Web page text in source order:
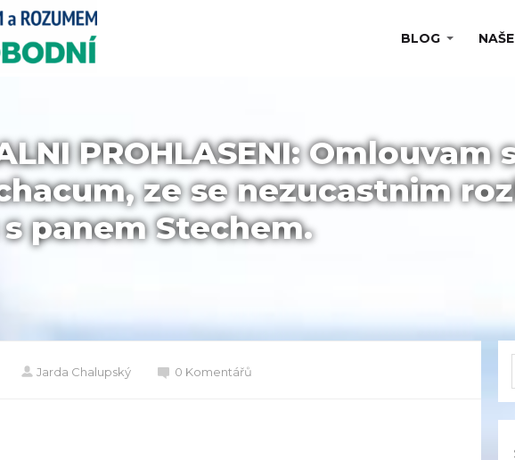
BLOG
PROHLASENI: Omlouvam
ze se nezucastnim
panem Stechem.
Jarda Chalupský 0 Komentářů